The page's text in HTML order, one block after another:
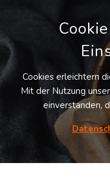
LOGIVISOR
Treffer -
Cookies erleichtern
Mit der Nutzung
einverstanden,